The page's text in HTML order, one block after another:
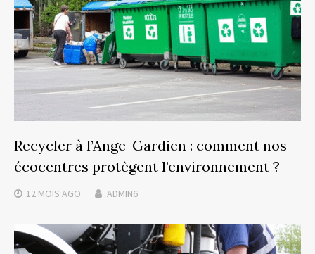
Recycler à l’Ange-Gardien : comment nos
écocentres protègent l’environnement ?
12 MOIS AGO ADMIN6